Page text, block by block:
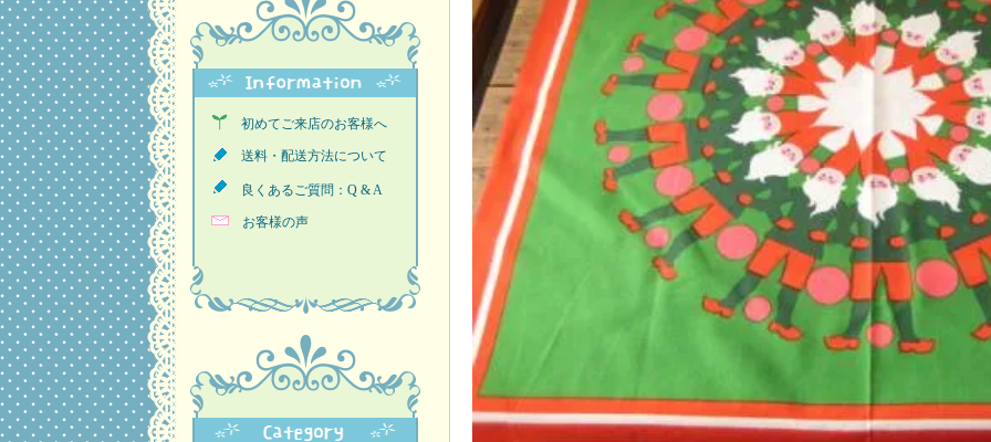
初めてご来店のお客様へ
送料・配送方法について
良くあるご質問：Q & A
お客様の声